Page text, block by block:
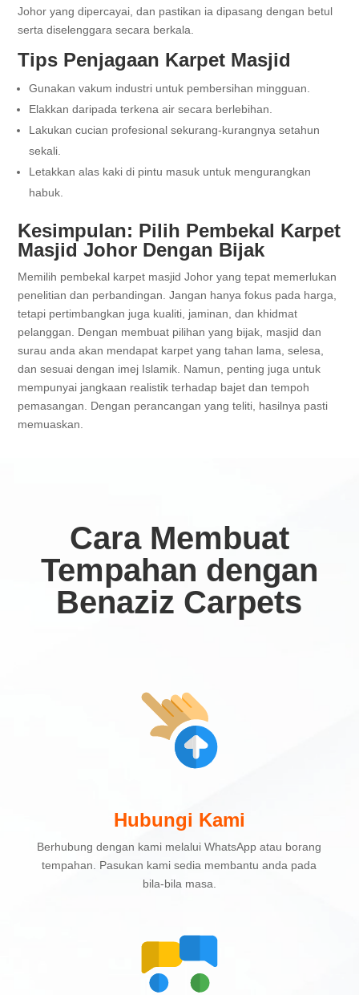
Johor yang dipercayai, dan pastikan ia dipasang dengan betul
serta diselenggara secara berkala.
Tips Penjagaan Karpet Masjid
Gunakan vakum industri untuk pembersihan mingguan.
Elakkan daripada terkena air secara berlebihan.
Lakukan cucian profesional sekurang-kurangnya setahun
sekali.
Letakkan alas kaki di pintu masuk untuk mengurangkan
habuk.
Kesimpulan: Pilih Pembekal Karpet
Masjid Johor Dengan Bijak
Memilih pembekal karpet masjid Johor yang tepat memerlukan
penelitian dan perbandingan. Jangan hanya fokus pada harga,
tetapi pertimbangkan juga kualiti, jaminan, dan khidmat
pelanggan. Dengan membuat pilihan yang bijak, masjid dan
surau anda akan mendapat karpet yang tahan lama, selesa,
dan sesuai dengan imej Islamik. Namun, penting juga untuk
mempunyai jangkaan realistik terhadap bajet dan tempoh
pemasangan. Dengan perancangan yang teliti, hasilnya pasti
memuaskan.
Cara Membuat
Tempahan dengan
Benaziz Carpets
Hubungi Kami
Berhubung dengan kami melalui WhatsApp atau borang
tempahan. Pasukan kami sedia membantu anda pada
bila-bila masa.